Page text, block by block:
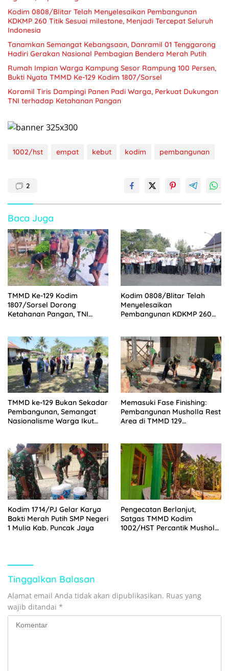
Kodim 0808/Blitar Telah Menyelesaikan Pembangunan
KDKMP 260 Titik Sesuai milestone, Menjadi Tercepat Seluruh
Indonesia
Tanamkan Semangat Kebangsaan, Danramil 01 Tenggarong
Hadiri Gerakan Nasional Pembagian Bendera Merah Putih
Rumah Impian Warga Kampung Sesor Rampung 100 Persen,
Bukti Nyata TMMD Ke-129 Kodim 1807/Sorsel
Koramil Tiris Dampingi Panen Padi Warga, Perkuat Dukungan
TNI terhadap Ketahanan Pangan
1002/hst empat kebut kodim pembangunan
2
Baca Juga
TMMD Ke-129 Kodim
1807/Sorsel Dorong
Ketahanan Pangan, TNI
Kampung Sesor
Kodim 0808/Blitar Telah
Menyelesaikan
Pembangunan KDKMP 260
Indonesia
TMMD ke-129 Bukan Sekadar
Pembangunan, Semangat
Nasionalisme Warga Ikut
Memasuki Fase Finishing:
Pembangunan Musholla Rest
Area di TMMD 129
Teras
Kodim 1714/PJ Gelar Karya
Bakti Merah Putih SMP Negeri
1 Mulia Kab. Puncak Jaya
Pengecatan Berlanjut,
Satgas TMMD Kodim
1002/HST Percantik Mushola
Tinggalkan Balasan
Alamat email Anda tidak akan dipublikasikan. Ruas yang
wajib ditandai *